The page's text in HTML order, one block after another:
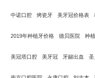
中诺口腔 烤瓷牙 美牙冠价格表
2019年种植牙价格 德贝医院 种
美冠塔口腔 美牙冠 牙龈出血 圣